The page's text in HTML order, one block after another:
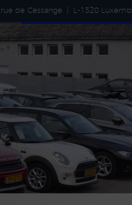
rue de Cessange L-1320